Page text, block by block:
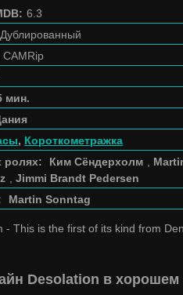
6.3
Дублированный
CAMRip
мин.
, Короткометражка
ролях:
Ким Сёндерхолм
Jimmi Brandt Pedersen
Martin Sonntag
This is the first of its kind from
Desolation в хорошем